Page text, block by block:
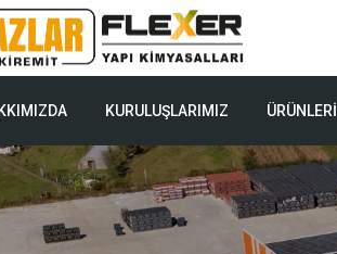
KURULUŞLARIMIZ